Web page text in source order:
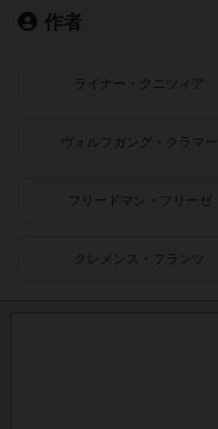
作者
ライナー・クニツィア
ヴォルフガング・クラマー
フリードマン・フリーゼ
クレメンス・フランツ